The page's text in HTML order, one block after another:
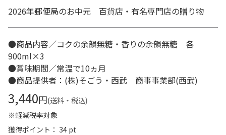
2026年郵便局のお中元 百貨店・有名専門店の贈り物
●商品内容／コクの余韻無糖・香りの余韻無糖 各
900ml×3
●賞味期間／常温で10ヵ月
●商品提供者：(株)そごう・西武 商事事業部(西武)
3,440円(送料・税込)
※軽減税率対象
獲得ポイント： 34 pt